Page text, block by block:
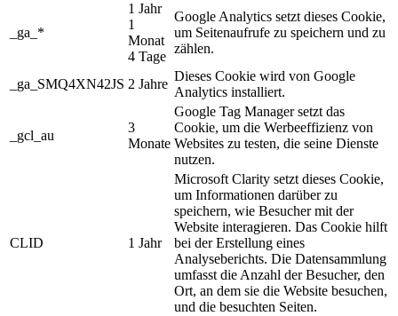
_ga_*
1 Jahr
1
Monat
4 Tage
Google Analytics setzt dieses Cookie,
um Seitenaufrufe zu speichern und zu
zählen.
_ga_SMQ4XN42JS 2 Jahre
Dieses Cookie wird von Google
Analytics installiert.
_gcl_au
3
Monate
Google Tag Manager setzt das
Cookie, um die Werbeeffizienz von
Websites zu testen, die seine Dienste
nutzen.
CLID 1 Jahr
Microsoft Clarity setzt dieses Cookie,
um Informationen darüber zu
speichern, wie Besucher mit der
Website interagieren. Das Cookie hilft
bei der Erstellung eines
Analyseberichts. Die Datensammlung
umfasst die Anzahl der Besucher, den
Ort, an dem sie die Website besuchen,
und die besuchten Seiten.